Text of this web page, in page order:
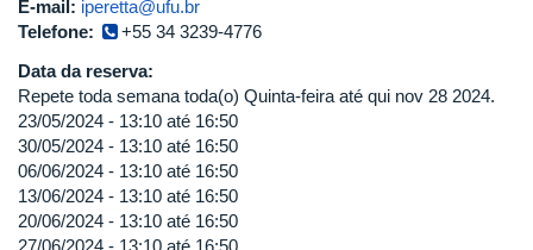
E-mail: iperetta@ufu.br
Telefone:
+55 34 3239-4776
Data da reserva:
Repete toda semana toda(o) Quinta-feira até qui nov 28 2024.
23/05/2024 - 13:10 até 16:50
30/05/2024 - 13:10 até 16:50
06/06/2024 - 13:10 até 16:50
13/06/2024 - 13:10 até 16:50
20/06/2024 - 13:10 até 16:50
27/06/2024 - 13:10 até 16:50